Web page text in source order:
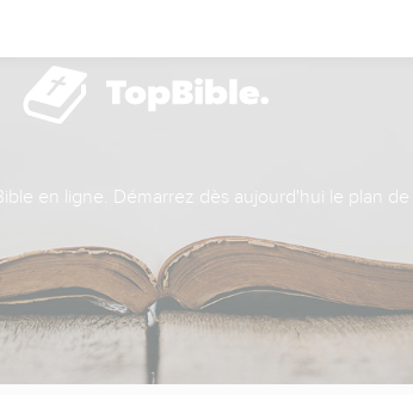
en ligne. Démarrez dès aujourd'hui le plan